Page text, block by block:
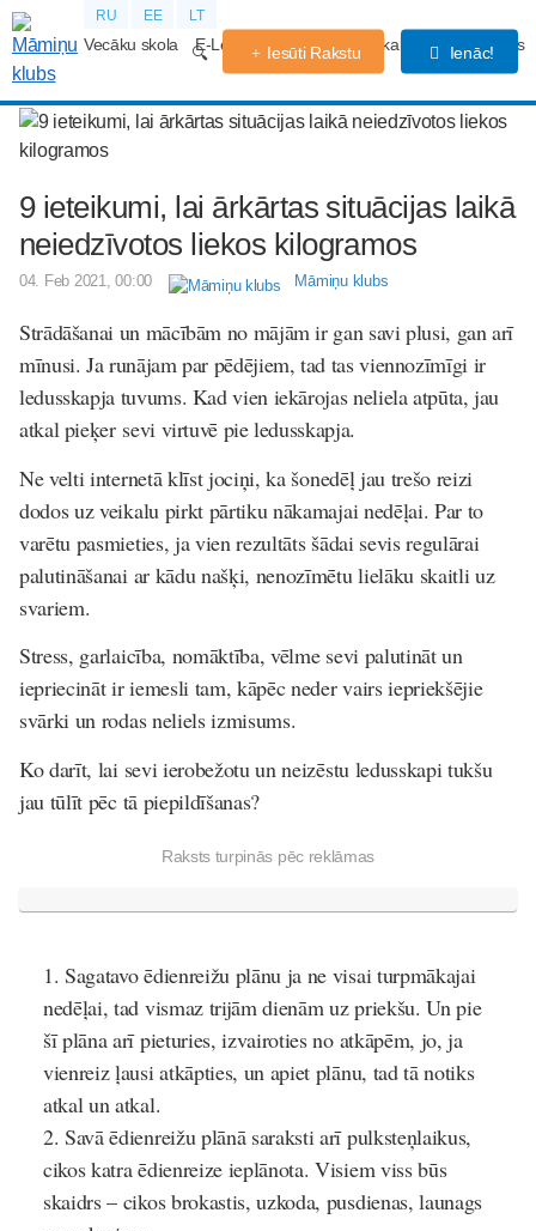
RU EE LT
Vecāku skola E-Lekcijas Grūtniecības kalendārs Forums
Iesūti Rakstu Ienāc!
9 ieteikumi, lai ārkārtas situācijas laikā
neiedzīvotos liekos kilogramos
04. Feb 2021, 00:00 Māmiņu klubs
Strādāšanai un mācībām no mājām ir gan savi plusi, gan arī
mīnusi. Ja runājam par pēdējiem, tad tas viennozīmīgi ir
ledusskapja tuvums. Kad vien iekārojas neliela atpūta, jau
atkal pieķer sevi virtuvē pie ledusskapja.
Ne velti internetā klīst jociņi, ka šonedēļ jau trešo reizi
dodos uz veikalu pirkt pārtiku nākamajai nedēļai. Par to
varētu pasmieties, ja vien rezultāts šādai sevis regulārai
palutināšanai ar kādu našķi, nenozīmētu lielāku skaitli uz
svariem.
Stress, garlaicība, nomāktība, vēlme sevi palutināt un
iepriecināt ir iemesli tam, kāpēc neder vairs iepriekšējie
svārki un rodas neliels izmisums.
Ko darīt, lai sevi ierobežotu un neizēstu ledusskapi tukšu
jau tūlīt pēc tā piepildīšanas?
Raksts turpinās pēc reklāmas
Sagatavo ēdienreižu plānu ja ne visai turpmākajai
nedēļai, tad vismaz trijām dienām uz priekšu. Un pie
šī plāna arī pieturies, izvairoties no atkāpēm, jo, ja
vienreiz ļausi atkāpties, un apiet plānu, tad tā notiks
atkal un atkal.
Savā ēdienreižu plānā saraksti arī pulksteņlaikus,
cikos katra ēdienreize ieplānota. Visiem viss būs
skaidrs – cikos brokastis, uzkoda, pusdienas, launags